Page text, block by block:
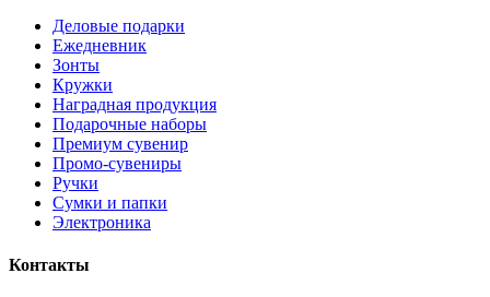
Деловые подарки
Ежедневник
Зонты
Кружки
Наградная продукция
Подарочные наборы
Премиум сувенир
Промо-сувениры
Ручки
Сумки и папки
Электроника
Контакты